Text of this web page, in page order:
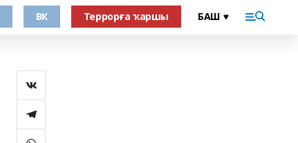
ВК Террорға ҡаршы